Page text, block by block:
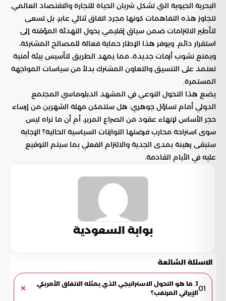
البحرية الحيوية التي تشكل شريان الحياة للتجارة والاقتصاد العالمي.
تتجاوز هذه التفاهمات كونها مجرد اتفاق ثنائي عابر، بل تسعى
لتأطير الالتزامات ضمن سياق إقليمي يحول التهدئة المؤقتة إلى
استقرار دائم. ويوفر هذا الإطار حماية فعالة للمصالح المشتركة،
ويمنع نشوب أزمات جديدة، مما يمهد الطريق لتأسيس بيئة أمنية
تعتمد على التنسيق والتعاون المشترك بدلاً من سياسات المواجهة
المستمرة.
يضع هذا التحول النوعي في المشهد الدبلوماسي المجتمع
الدولي أمام تساؤل جوهري: هل ستتمكن مهلة الشهرين من إرساء
حجر الأساس لإنهاء عقود من الصراع المرير، أم أن ما نراه ليس
سوى استراحة محارب فرضتها التوازنات السياسية الحالية؟ الإجابة
ستبقى رهينة بمدى الجدية والالتزام الفعلي بما سيتم التوقيع
عليه في الأيام القادمة.
بوابة السعودية
الاسئلة الشائعة
01 1. ما هو التحول الاستراتيجي الذي يمثله الاتفاق الأمريكي
الإيراني المرتقب؟